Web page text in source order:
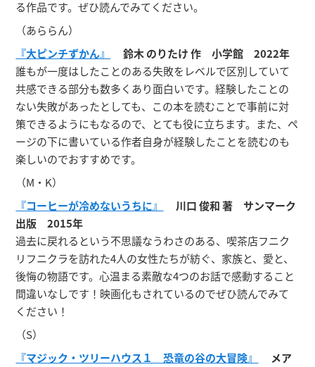
る作品です。ぜひ読んでみてください。
（あららん）
『大ピンチずかん』
鈴木 のりたけ 作 小学館 2022年
誰もが一度はしたことのある失敗をレベルで区別していて
共感できる部分も数多くあり面白いです。経験したことの
ない失敗があったとしても、この本を読むことで事前に対
策できるようにもなるので、とても役に立ちます。また、ペ
ージの下に書いている作者自身が経験したことを読むのも
楽しいのでおすすめです。
（M・K）
『コーヒーが冷めないうちに』
川口 俊和 著 サンマーク
出版 2015年
過去に戻れるという不思議なうわさのある、喫茶店フニク
リフニクラを訪れた4人の女性たちが紡ぐ、家族と、愛と、
後悔の物語です。心温まる素敵な4つのお話で感動すること
間違いなしです！映画化もされているのでぜひ読んでみて
ください！
（S）
『マジック・ツリーハウス１ 恐竜の谷の大冒険』
メア